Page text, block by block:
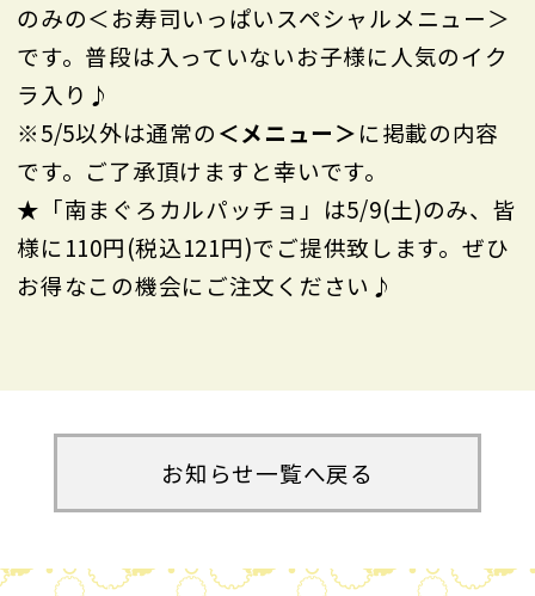
のみの＜お寿司いっぱいスペシャルメニュー＞
です。普段は入っていないお子様に人気のイク
ラ入り♪
※5/5以外は通常の＜メニュー＞に掲載の内容
です。ご了承頂けますと幸いです。
★「南まぐろカルパッチョ」は5/9(土)のみ、皆
様に110円(税込121円)でご提供致します。ぜひ
お得なこの機会にご注文ください♪
お知らせ一覧へ戻る